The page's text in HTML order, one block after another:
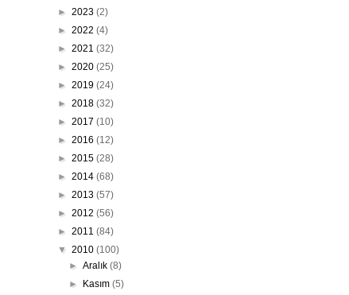
► 2023 (2)
► 2022 (4)
► 2021 (32)
► 2020 (25)
► 2019 (24)
► 2018 (32)
► 2017 (10)
► 2016 (12)
► 2015 (28)
► 2014 (68)
► 2013 (57)
► 2012 (56)
► 2011 (84)
▼ 2010 (100)
►Aralık(8)
► Kasım(5)